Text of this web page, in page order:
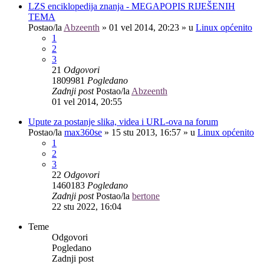
LZS enciklopedija znanja - MEGAPOPIS RIJEŠENIH
TEMA
Postao/la Abzeenth » 01 vel 2014, 20:23 » u Linux općenito
1
2
3
21 Odgovori
1809981 Pogledano
Zadnji postPostao/la Abzeenth
01 vel 2014, 20:55
Upute za postanje slika, videa i URL-ova na forum
Postao/la max360se » 15 stu 2013, 16:57 » u Linux općenito
1
2
3
22 Odgovori
1460183 Pogledano
Zadnji postPostao/la bertone
22 stu 2022, 16:04
Teme
Odgovori
Pogledano
Zadnji post